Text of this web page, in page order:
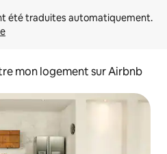
mon logement sur Airbnb